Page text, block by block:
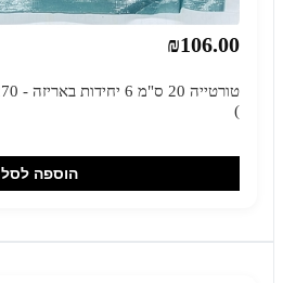
₪106.00
)
הוספה לסל